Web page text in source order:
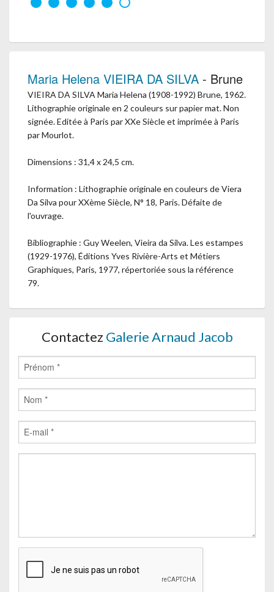
Maria Helena VIEIRA DA SILVA - Brune
VIEIRA DA SILVA Maria Helena (1908-1992) Brune, 1962.
Lithographie originale en 2 couleurs sur papier mat. Non
signée. Editée à Paris par XXe Siècle et imprimée à Paris
par Mourlot.
Dimensions : 31,4 x 24,5 cm.
Information : Lithographie originale en couleurs de Viera
Da Silva pour XXème Siècle, N° 18, Paris. Défaite de
l'ouvrage.
Bibliographie : Guy Weelen, Vieira da Silva. Les estampes
(1929-1976), Éditions Yves Rivière-Arts et Métiers
Graphiques, Paris, 1977, répertoriée sous la référence
79.
Contactez Galerie Arnaud Jacob